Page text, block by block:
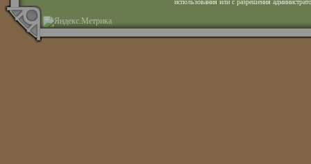
использования или с разрешения